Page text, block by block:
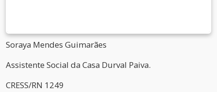
Soraya Mendes Guimarães
Assistente Social da Casa Durval Paiva.
CRESS/RN 1249